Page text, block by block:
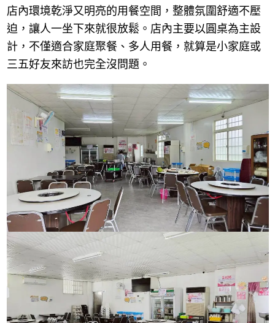
店內環境乾淨又明亮的用餐空間，整體氛圍舒適不壓
迫，讓人一坐下來就很放鬆。店內主要以圓桌為主設
計，不僅適合家庭聚餐、多人用餐，就算是小家庭或
三五好友來訪也完全沒問題。